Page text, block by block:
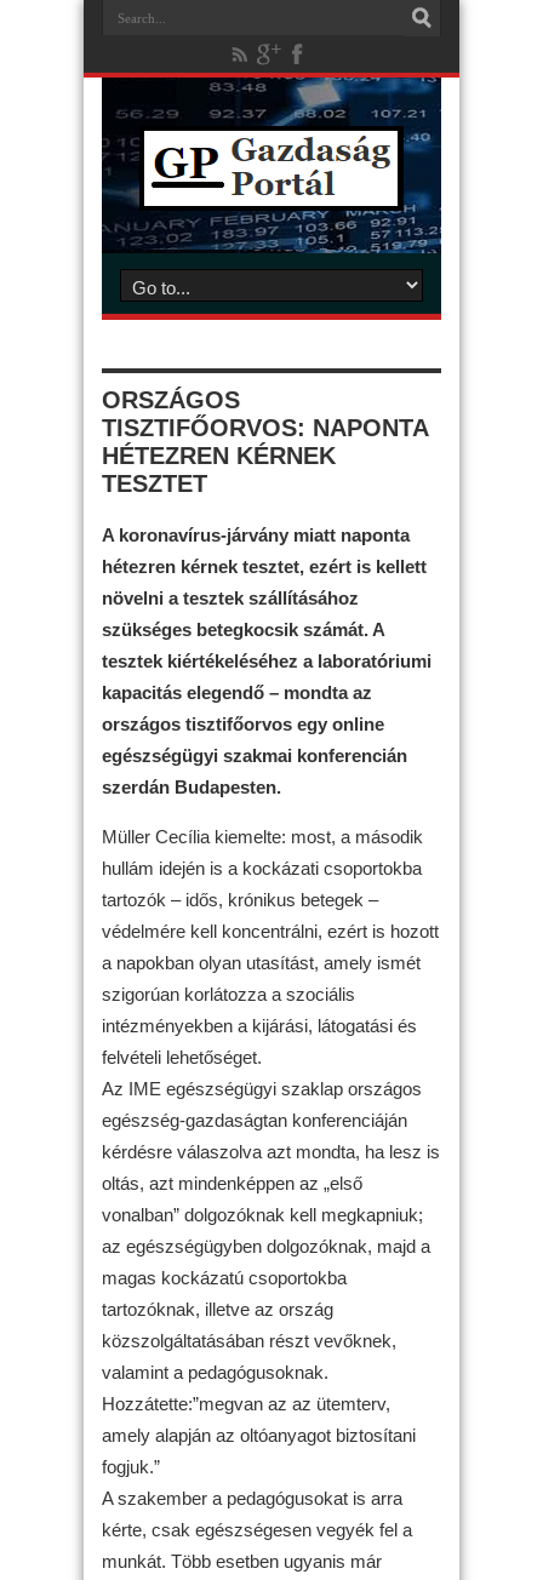
ORSZÁGOS
TISZTIFŐORVOS: NAPONTA
HÉTEZREN KÉRNEK
TESZTET
A koronavírus-járvány miatt naponta
hétezren kérnek tesztet, ezért is kellett
növelni a tesztek szállításához
szükséges betegkocsik számát. A
tesztek kiértékeléséhez a laboratóriumi
kapacitás elegendő – mondta az
országos tisztifőorvos egy online
egészségügyi szakmai konferencián
szerdán Budapesten.
Müller Cecília kiemelte: most, a második
hullám idején is a kockázati csoportokba
tartozók – idős, krónikus betegek –
védelmére kell koncentrálni, ezért is hozott
a napokban olyan utasítást, amely ismét
szigorúan korlátozza a szociális
intézményekben a kijárási, látogatási és
felvételi lehetőséget.
Az IME egészségügyi szaklap országos
egészség-gazdaságtan konferenciáján
kérdésre válaszolva azt mondta, ha lesz is
oltás, azt mindenképpen az „első
vonalban” dolgozóknak kell megkapniuk;
az egészségügyben dolgozóknak, majd a
magas kockázatú csoportokba
tartozóknak, illetve az ország
közszolgáltatásában részt vevőknek,
valamint a pedagógusoknak.
Hozzátette:”megvan az az ütemterv,
amely alapján az oltóanyagot biztosítani
fogjuk.”
A szakember a pedagógusokat is arra
kérte, csak egészségesen vegyék fel a
munkát. Több esetben ugyanis már